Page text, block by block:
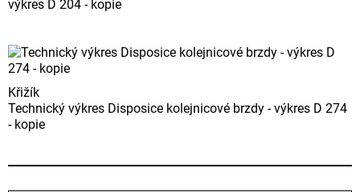
výkres D 204 - kopie
Křižík
Technický výkres Disposice kolejnicové brzdy - výkres D 274
- kopie